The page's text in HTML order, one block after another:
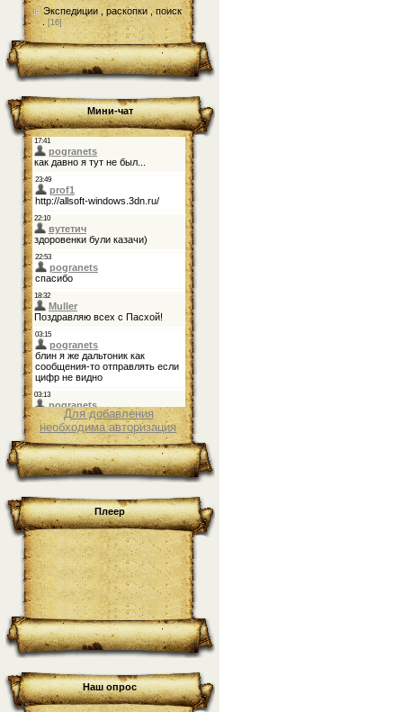
Экспедиции , раскопки , поиск
. [16]
Мини-чат
Для добавления
необходима авторизация
Плеер
Наш опрос